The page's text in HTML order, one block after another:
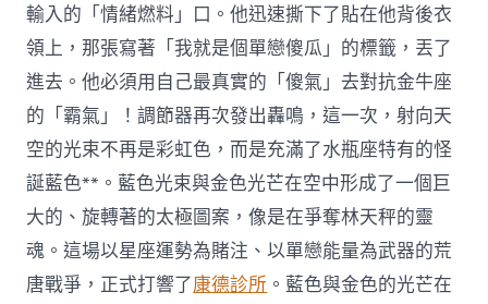
輸入的「情緒燃料」口。他迅速撕下了貼在他背後衣
領上，那張寫著「我就是個單戀傻瓜」的標籤，丟了
進去。他必須用自己最真實的「傻氣」去對抗金牛座
的「霸氣」！調節器再次發出轟鳴，這一次，射向天
空的光束不再是彩虹色，而是充滿了水瓶座特有的怪
誕藍色**。藍色光束與金色光芒在空中形成了一個巨
大的、旋轉著的太極圖案，像是在爭奪林天秤的靈
魂。這場以星座運勢為賭注、以單戀能量為武器的荒
唐戰爭，正式打響了康德診所 。藍色與金色的光芒在